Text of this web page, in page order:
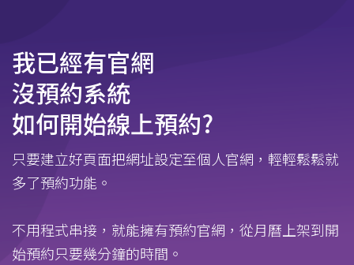
我已經有官網
沒預約系統
如何開始線上預約?
只要建立好頁面把網址設定至個人官網，輕輕鬆鬆就
多了預約功能。
不用程式串接，就能擁有預約官網，從月曆上架到開
始預約只要幾分鐘的時間。